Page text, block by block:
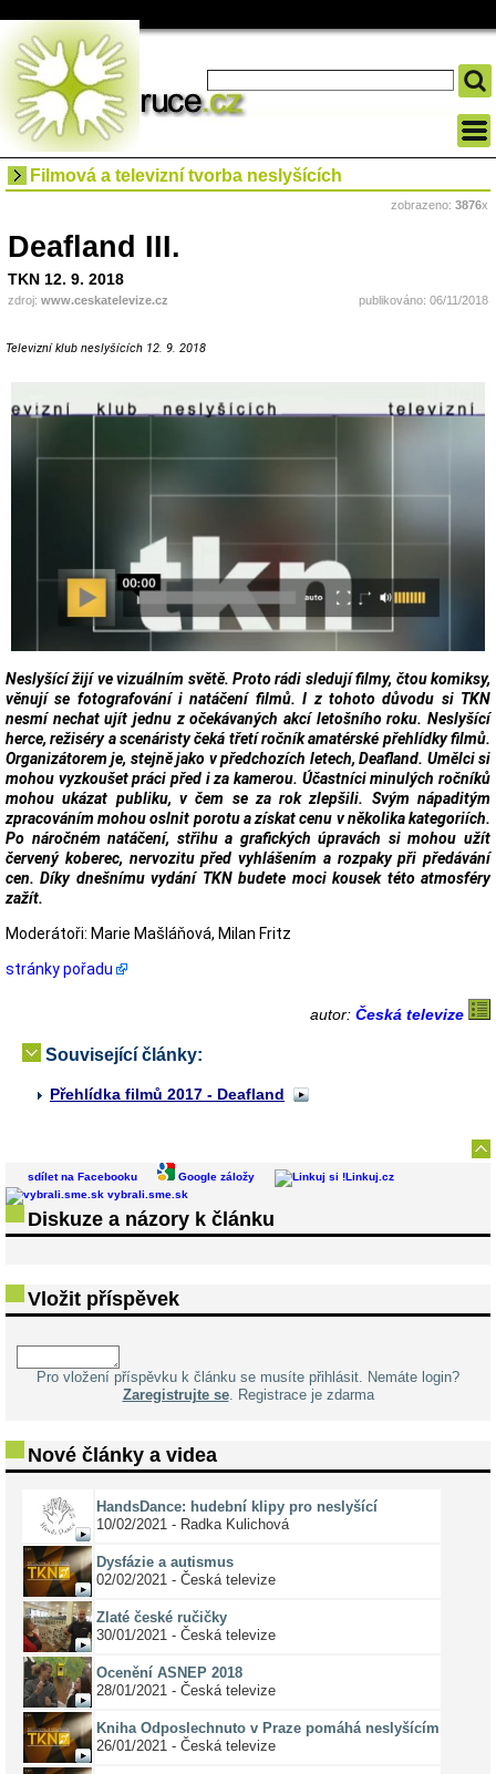
Filmová a televizní tvorba neslyšících
zobrazeno: 3876x
Deafland III.
TKN 12. 9. 2018
zdroj: www.ceskatelevize.cz publikováno: 06/11/2018
Televizní klub neslyšících 12. 9. 2018
Neslyšící žijí ve vizuálním světě. Proto rádi sledují filmy, čtou komiksy,
věnují se fotografování i natáčení filmů. I z tohoto důvodu si TKN
nesmí nechat ujít jednu z očekávaných akcí letošního roku. Neslyšící
herce, režiséry a scenáristy čeká třetí ročník amatérské přehlídky filmů.
Organizátorem je, stejně jako v předchozích letech, Deafland. Umělci si
mohou vyzkoušet práci před i za kamerou. Účastníci minulých ročníků
mohou ukázat publiku, v čem se za rok zlepšili. Svým nápaditým
zpracováním mohou oslnit porotu a získat cenu v několika kategoriích.
Po náročném natáčení, střihu a grafických úpravách si mohou užít
červený koberec, nervozitu před vyhlášením a rozpaky při předávání
cen. Díky dnešnímu vydání TKN budete moci kousek této atmosféry
zažít.
Moderátoři: Marie Mašláňová, Milan Fritz
stránky pořadu
autor: Česká televize
Související články:
Přehlídka filmů 2017 - Deafland
sdílet na Facebooku Google záložy
Linkuj.cz
vybrali.sme.sk
Diskuze a názory k článku
Vložit příspěvek
Pro vložení příspěvku k článku se musíte přihlásit. Nemáte login?
Zaregistrujte se. Registrace je zdarma
Nové články a videa
HandsDance: hudební klipy pro neslyšící
10/02/2021 - Radka Kulichová
Dysfázie a autismus
02/02/2021 - Česká televize
Zlaté české ručičky
30/01/2021 - Česká televize
Ocenění ASNEP 2018
28/01/2021 - Česká televize
Kniha Odposlechnuto v Praze pomáhá neslyšícím
26/01/2021 - Česká televize